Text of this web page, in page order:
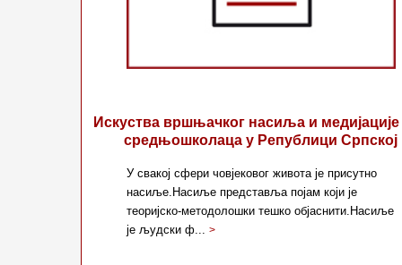
Искуства вршњачког насиља и медијације
средњошколаца у Републици Српској
У свакој сфери човјековог живота је присутно
насиље.Насиље представља појам који је
теоријско-методолошки тешко објаснити.Насиље
је људски ф... >